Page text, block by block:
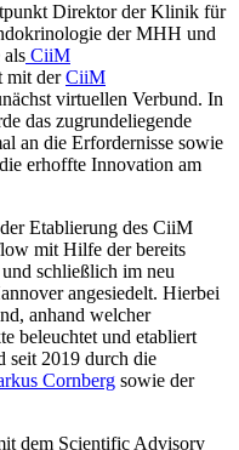
Direktor der Klinik für
der MHH und
CiiM
mit derCiiM
virtuellen Verbund. In
das zugrundeliegende
an die Erfordernisse sowie
erhoffte Innovation am
Etablierung des CiiM
mit Hilfe der bereits
schließlich im neu
angesiedelt. Hierbei
anhand welcher
beleuchtet und etabliert
seit 2019 durch die
Cornberg sowie der
dem Scientific Advisory